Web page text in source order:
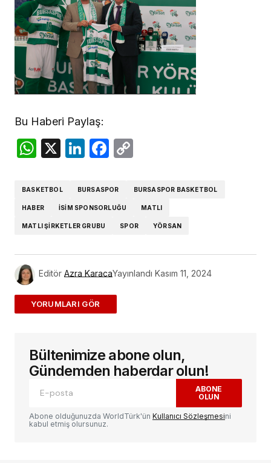
Bu Haberi Paylaş:
WhatsApp
X LinkedIn
Facebook
BASKETBOL BURSASPOR BURSASPOR BASKETBOL
HABER ISIM SPONSORLUĞU MATLI
MATLI ŞIRKETLER GRUBU SPOR YÖRSAN
Editör Azra KaracaYayınlandı Kasım 11, 2024
ADD A COMMENT
E-posta adresiniz yayınlanmayacak.
alanlar*ile işaretlenmişlerdir
Yorum
Bültenimize abone olun,
Gündemden haberdar olun!
ABONE
OLUN
Abone olduğunuzda WorldTürk'ün Kullanıcı Sözleşmesini
kabul etmiş olursunuz.